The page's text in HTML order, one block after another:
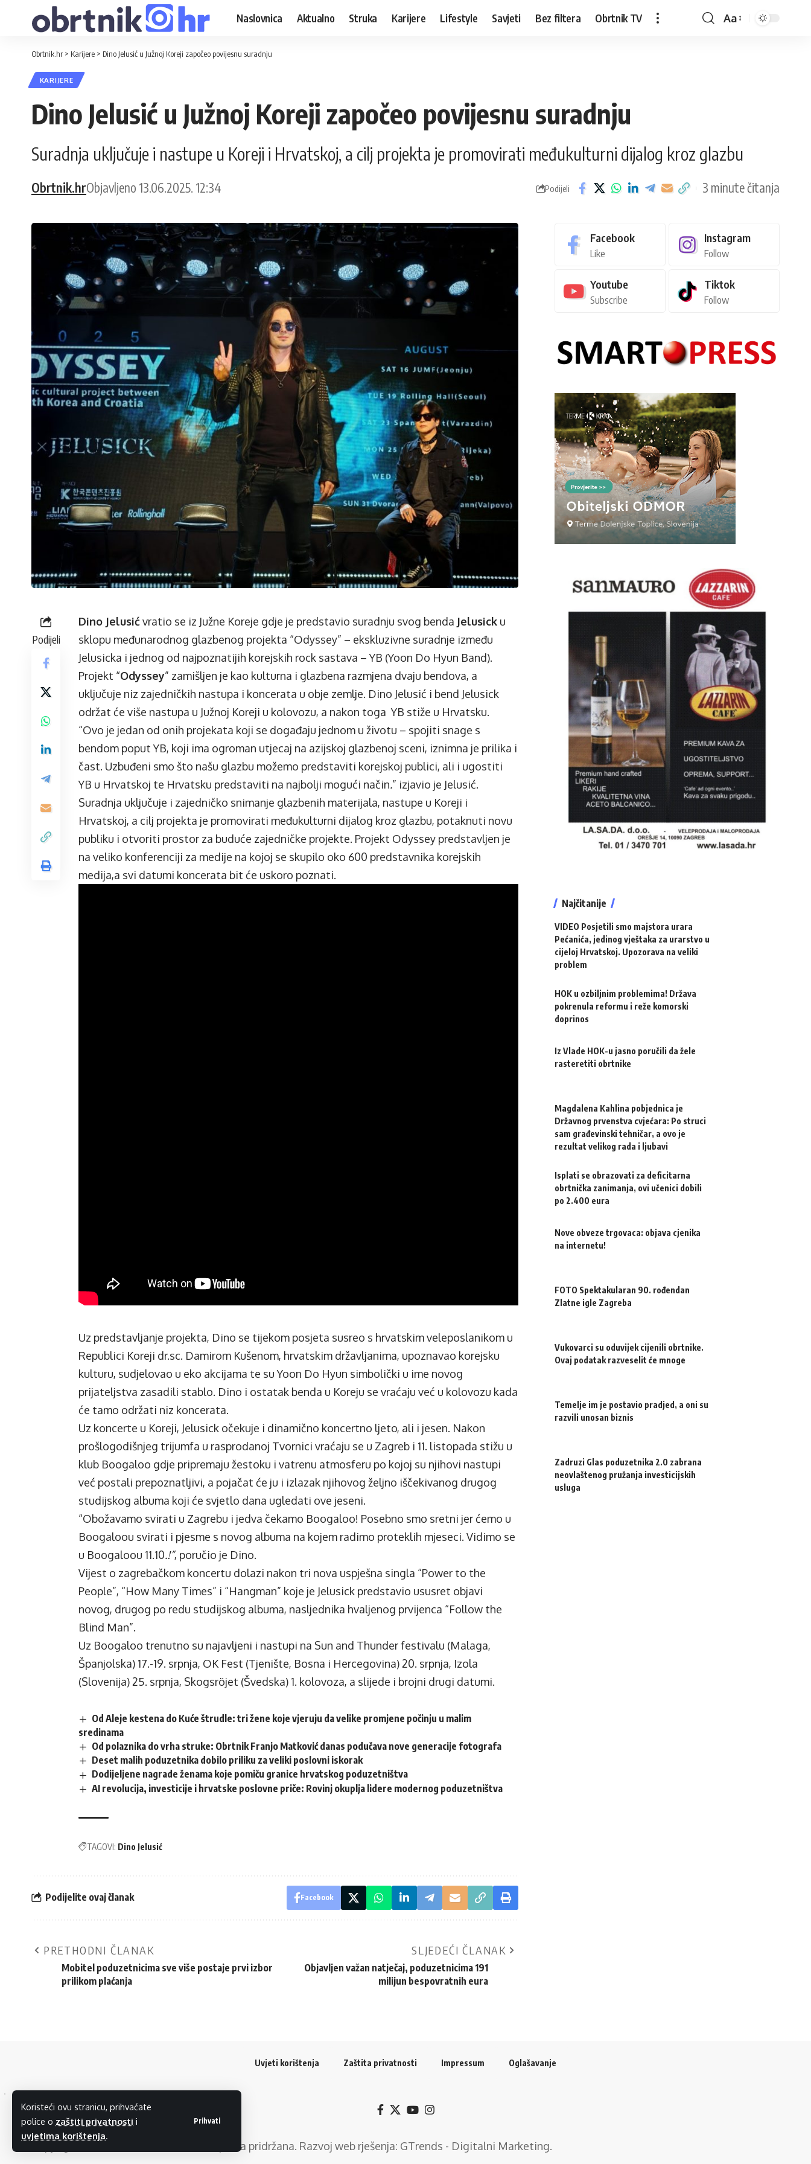
Koristeći ovu stranicu, prihvaćate
police o zaštiti privatnosti i
uvjetima korištenja.
Prihvati
Naslovnica Aktualno Struka Karijere Lifestyle Savjeti Bez filtera Obrtnik TV Aa
Obrtnik.hr > Karijere > Dino Jelusić u Južnoj Koreji započeo povijesnu suradnju
KARIJERE
Dino Jelusić u Južnoj Koreji započeo povijesnu suradnju
Suradnja uključuje i nastupe u Koreji i Hrvatskoj, a cilj projekta je promovirati međukulturni dijalog kroz glazbu
Obrtnik.hrObjavljeno 13.06.2025. 12:34 Podijeli 3 minute čitanja
Podijeli
Dino Jelusić vratio se iz Južne Koreje gdje je predstavio suradnju svog benda Jelusick u
sklopu međunarodnog glazbenog projekta “Odyssey” – ekskluzivne suradnje između
Jelusicka i jednog od najpoznatijih korejskih rock sastava – YB (Yoon Do Hyun Band).
Projekt “Odyssey” zamišljen je kao kulturna i glazbena razmjena dvaju bendova, a
uključuje niz zajedničkih nastupa i koncerata u obje zemlje. Dino Jelusić i bend Jelusick
održat će više nastupa u Južnoj Koreji u kolovozu, a nakon toga YB stiže u Hrvatsku.
“Ovo je jedan od onih projekata koji se događaju jednom u životu – spojiti snage s
bendom poput YB, koji ima ogroman utjecaj na azijskoj glazbenoj sceni, iznimna je prilika i
čast. Uzbuđeni smo što našu glazbu možemo predstaviti korejskoj publici, ali i ugostiti
YB u Hrvatskoj te Hrvatsku predstaviti na najbolji mogući način.” izjavio je Jelusić.
Suradnja uključuje i zajedničko snimanje glazbenih materijala, nastupe u Koreji i
Hrvatskoj, a cilj projekta je promovirati međukulturni dijalog kroz glazbu, potaknuti novu
publiku i otvoriti prostor za buduće zajedničke projekte. Projekt Odyssey predstavljen je
na veliko konferenciji za medije na kojoj se skupilo oko 600 predstavnika korejskih
medija,a svi datumi koncerata bit će uskoro poznati.
Uz predstavljanje projekta, Dino se tijekom posjeta susreo s hrvatskim veleposlanikom u
Republici Koreji dr.sc. Damirom Kušenom, hrvatskim državljanima, upoznavao korejsku
kulturu, sudjelovao u eko akcijama te su Yoon Do Hyun simbolički u ime novog
prijateljstva zasadili stablo. Dino i ostatak benda u Koreju se vraćaju već u kolovozu kada
će tamo održati niz koncerata.
Uz koncerte u Koreji, Jelusick očekuje i dinamično koncertno ljeto, ali i jesen. Nakon
prošlogodišnjeg trijumfa u rasprodanoj Tvornici vraćaju se u Zagreb i 11. listopada stižu u
klub Boogaloo gdje pripremaju žestoku i vatrenu atmosferu po kojoj su njihovi nastupi
već postali prepoznatljivi, a pojačat će ju i izlazak njihovog željno iščekivanog drugog
studijskog albuma koji će svjetlo dana ugledati ove jeseni.
“Obožavamo svirati u Zagrebu i jedva čekamo Boogaloo! Posebno smo sretni jer ćemo u
Boogaloou svirati i pjesme s novog albuma na kojem radimo proteklih mjeseci. Vidimo se
u Boogaloou 11.10.!”, poručio je Dino.
Vijest o zagrebačkom koncertu dolazi nakon tri nova uspješna singla “Power to the
People”, “How Many Times” i “Hangman” koje je Jelusick predstavio ususret objavi
novog, drugog po redu studijskog albuma, nasljednika hvaljenog prvijenca “Follow the
Blind Man”.
Uz Boogaloo trenutno su najavljeni i nastupi na Sun and Thunder festivalu (Malaga,
Španjolska) 17.-19. srpnja, OK Fest (Tjenište, Bosna i Hercegovina) 20. srpnja, Izola
(Slovenija) 25. srpnja, Skogsröjet (Švedska) 1. kolovoza, a slijede i brojni drugi datumi.
Od Aleje kestena do Kuće štrudle: tri žene koje vjeruju da velike promjene počinju u malim
sredinama
Od polaznika do vrha struke: Obrtnik Franjo Matković danas podučava nove generacije fotografa
Deset malih poduzetnika dobilo priliku za veliki poslovni iskorak
Dodijeljene nagrade ženama koje pomiču granice hrvatskog poduzetništva
AI revolucija, investicije i hrvatske poslovne priče: Rovinj okuplja lidere modernog poduzetništva
TAGOVI: Dino Jelusić
Podijelite ovaj članak Facebook
PRETHODNI ČLANAK
Mobitel poduzetnicima sve više postaje prvi izbor
prilikom plaćanja
SLJEDEĆI ČLANAK
Objavljen važan natječaj, poduzetnicima 191
milijun bespovratnih eura
Facebook
Like
Instagram
Follow
Youtube
Subscribe
Tiktok
Follow
Najčitanije
VIDEO Posjetili smo majstora urara
Pećanića, jedinog vještaka za urarstvo u
cijeloj Hrvatskoj. Upozorava na veliki
problem
HOK u ozbiljnim problemima! Država
pokrenula reformu i reže komorski
doprinos
Iz Vlade HOK-u jasno poručili da žele
rasteretiti obrtnike
Magdalena Kahlina pobjednica je
Državnog prvenstva cvjećara: Po struci
sam građevinski tehničar, a ovo je
rezultat velikog rada i ljubavi
Isplati se obrazovati za deficitarna
obrtnička zanimanja, ovi učenici dobili
po 2.400 eura
Nove obveze trgovaca: objava cjenika
na internetu!
FOTO Spektakularan 90. rođendan
Zlatne igle Zagreba
Vukovarci su oduvijek cijenili obrtnike.
Ovaj podatak razveselit će mnoge
Temelje im je postavio pradjed, a oni su
razvili unosan biznis
Zadruzi Glas poduzetnika 2.0 zabrana
neovlaštenog pružanja investicijskih
usluga
Uvjeti korištenja Zaštita privatnosti Impressum Oglašavanje
. Sva prava pridržana. Razvoj web rješenja: GTrends - Digitalni Marketing.